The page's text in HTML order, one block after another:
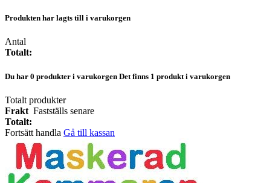
Produkten har lagts till i varukorgen
Antal
Totalt:
Du har 0 produkter i varukorgen Det finns 1 produkt i varukorgen
Totalt produkter
Frakt Fastställs senare
Totalt:
Fortsätt handla Gå till kassan